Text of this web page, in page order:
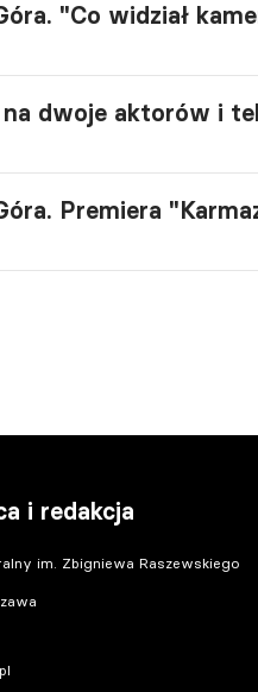
"Co widział
dwoje aktorów i
Premiera
i redakcja
im. Zbigniewa Raszewskiego